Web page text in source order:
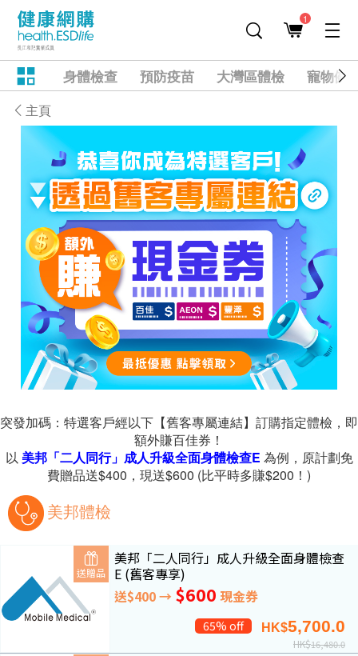
1
身體檢查 預防疫苗 大灣區體檢 寵物健
主頁
突發加碼：特選客戶經以下 【舊客專屬連結】訂購指定體檢，即
額外賺百佳券！
以 美邦「二人同行」成人升級全面身體檢查E 為例，原計劃免
費贈品送$400， 現送$600 (比平時多賺$200！)
美邦體檢
送贈品
美邦「二人同行」成人升級全面身體檢查
E (舊客專享)
送$400 → $600 現金券
65% off HK$5,700.0
HK$16,480.0